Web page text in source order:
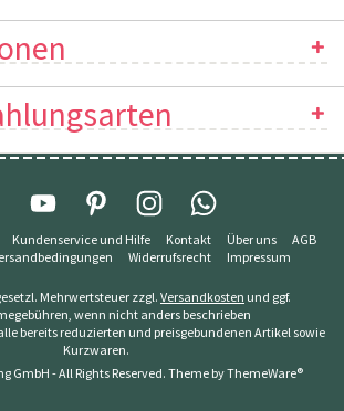
Kundenservice und Hilfe Kontakt Über uns
AGB
Widerrufsrecht Impressum
Mehrwertsteuer zzgl. Versandkosten und ggf.
wenn nicht anders beschrieben
bereits reduzierten und preisgebundenen Artikel sowie
Kurzwaren.
GmbH - All Rights Reserved. Theme byThemeWare®